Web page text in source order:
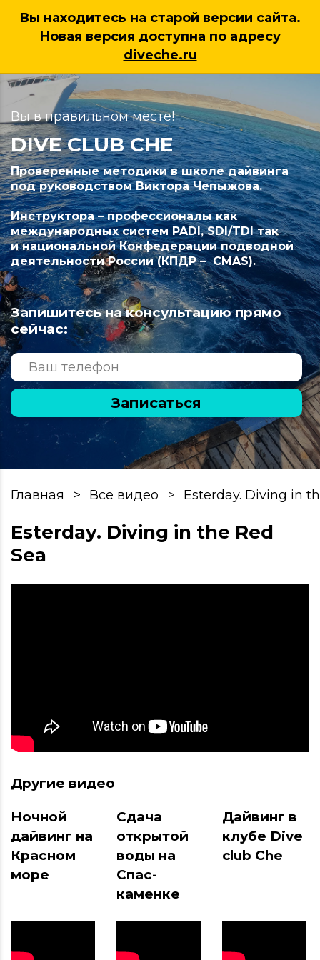
Вы находитесь на старой версии сайта.
Новая версия доступна по адресу
diveche.ru
7 (925) 222 38 95
Вы в правильном месте!
DIVE CLUB CHE
Проверенные методики в школе дайвинга
под руководством Виктора Чепыжова.
Инструктора – профессионалы как
международных систем PADI, SDI/TDI так
и национальной Конфедерации подводной
деятельности России (КПДР – CMAS).
Запишитесь на консультацию прямо
сейчас:
Записаться
Главная Все видео Esterday. Diving in
Esterday. Diving in the Red
Sea
Другие видео
Ночной
дайвинг на
Красном
море
Сдача
открытой
воды на
Спас-
каменке
Дайвинг в
клубе Dive
club Che